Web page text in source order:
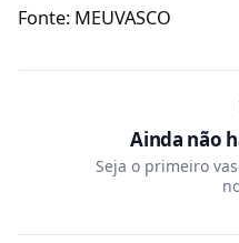
Fonte: MEUVASCO
Ainda não
Seja o primeiro